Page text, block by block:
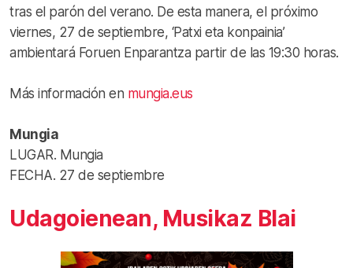
tras el parón del verano. De esta manera, el próximo
viernes, 27 de septiembre, ‘Patxi eta konpainia’
ambientará Foruen Enparantza partir de las 19:30 horas.
Más información en mungia.eus
Mungia
LUGAR. Mungia
FECHA. 27 de septiembre
Udagoienean, Musikaz Blai